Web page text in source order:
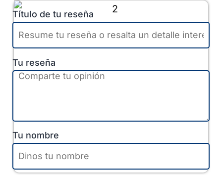
Título de tu reseña
Tu reseña
Tu nombre